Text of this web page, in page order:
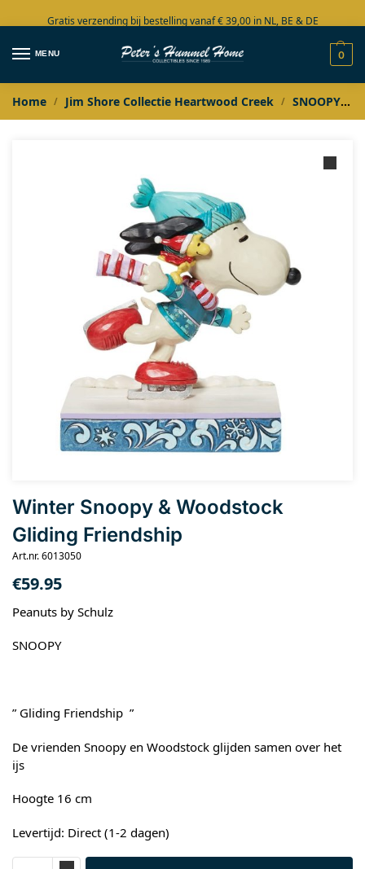
Gratis verzending bij bestelling vanaf € 39,00 in NL, BE & DE
Grote collectie in voorraad
MENU 0
Home / Jim Shore Collectie Heartwood Creek / SNOOPY
Winter Snoopy & Woodstock
Gliding Friendship
Art.nr. 6013050
€59.95
Peanuts by Schulz
SNOOPY
” Gliding Friendship ”
De vrienden Snoopy en Woodstock glijden samen over het
ijs
Hoogte 16 cm
Levertijd: Direct (1-2 dagen)